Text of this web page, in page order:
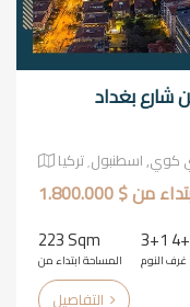
شارع بغداد
تركيا
من $ 1.800.000
223 Sqm
المساحة ابتداء من
3+1
غرف النوم